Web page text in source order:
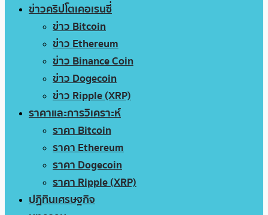
ข่าวคริปโตเคอเรนซี่
ข่าว Bitcoin
ข่าว Ethereum
ข่าว Binance Coin
ข่าว Dogecoin
ข่าว Ripple (XRP)
ราคาและการวิเคราะห์
ราคา Bitcoin
ราคา Ethereum
ราคา Dogecoin
ราคา Ripple (XRP)
ปฏิทินเศรษฐกิจ